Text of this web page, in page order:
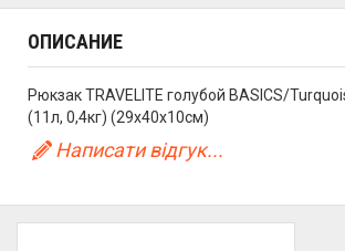
ОПИСАНИЕ
Рюкзак TRAVELITE голубой BASICS/
(11л, 0,4кг) (29x40x10см)
Написати відгук...